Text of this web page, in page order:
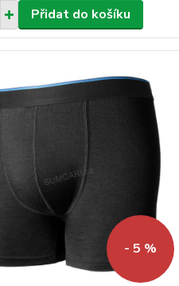
Přidat do košíku
- 5 %